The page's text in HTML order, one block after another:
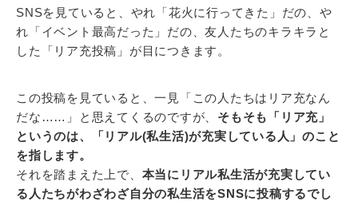
SNSを見ていると、やれ「花火に行ってきた」だの、や
れ「イベント最高だった」だの、友人たちのキラキラと
した「リア充投稿」が目につきます。
この投稿を見ていると、一見「この人たちはリア充なん
だな……」と思えてくるのですが、 そもそも「リア充」
というのは、「リアル(私生活)が充実している人」のこと
を指します。
それを踏まえた上で、 本当にリアル私生活が充実してい
る人たちがわざわざ自分の私生活をSNSに投稿するでし